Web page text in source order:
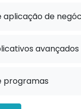
de
avançados
programas